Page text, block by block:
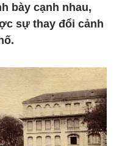
bày cạnh nhau,
sự thay đổi cảnh